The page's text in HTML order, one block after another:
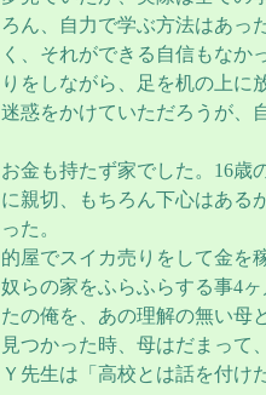
ろん、自力で学ぶ方法はあっ
く、それができる自信もなか
りをしながら、足を机の上に
迷惑をかけていただろうが、
お金も持たず家でした。16歳
に親切、もちろん下心はある
った。
的屋でスイカ売りをして金を
奴らの家をふらふらする事4
たの俺を、あの理解の無い母
見つかった時、母はだまって
Ｙ先生は「高校とは話を付け